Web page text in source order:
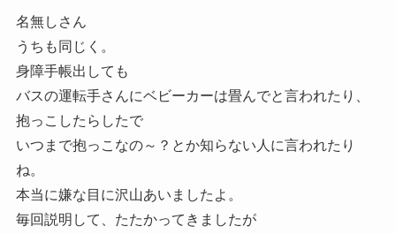
名無しさん
うちも同じく。
身障手帳出しても
バスの運転手さんにベビーカーは畳んでと言われたり、
抱っこしたらしたで
いつまで抱っこなの～？とか知らない人に言われたり
ね。
本当に嫌な目に沢山あいましたよ。
毎回説明して、たたかってきましたが